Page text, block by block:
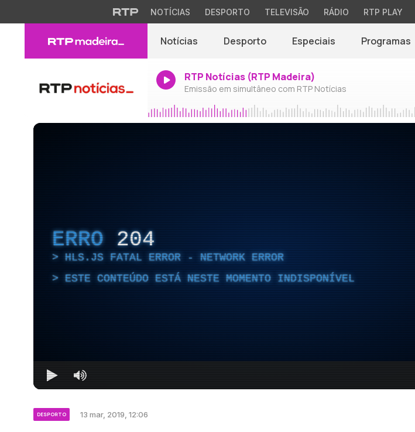
NOTÍCIAS DESPORTO TELEVISÃO RÁDIO RTP PLAY
Notícias Desporto Especiais Programas
RTP Notícias (RTP Madeira)
Emissão em simultâneo com RTP Notícias
ERRO 204
HLS.JS FATAL ERROR - NETWORK ERROR
ESTE CONTEÚDO ESTÁ NESTE MOMENTO INDISPONÍVEL
DESPORTO 13 mar, 2019, 12:06